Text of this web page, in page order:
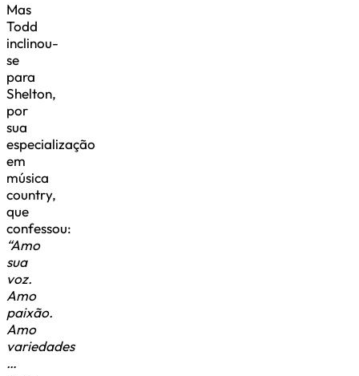
Mas
Todd
inclinou-
se
para
Shelton,
por
sua
especialização
em
música
country,
que
confessou:
“Amo
sua
voz.
Amo
paixão.
Amo
variedades
…